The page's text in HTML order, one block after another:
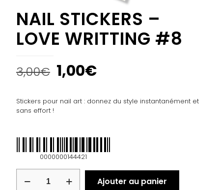
NAIL STICKERS –
LOVE WRITTING #8
3,00€ 1,00€
Stickers pour nail art : donnez du style instantanément et
sans effort !
0000000144421
Ajouter au panier